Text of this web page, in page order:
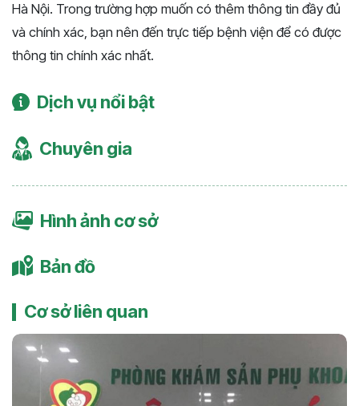
Hà Nội. Trong trường hợp muốn có thêm thông tin đầy đủ
và chính xác, bạn nên đến trực tiếp bệnh viện để có được
thông tin chính xác nhất.
Dịch vụ nổi bật
Chuyên gia
Hình ảnh cơ sở
Bản đồ
Cơ sở liên quan